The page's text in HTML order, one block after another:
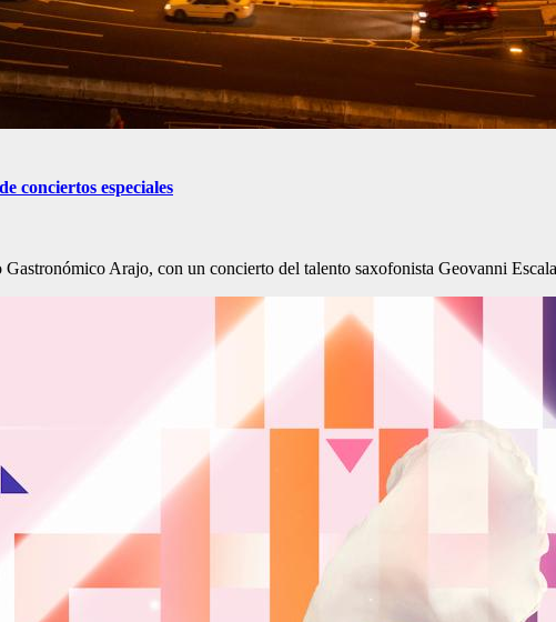
conciertos especiales
Gastronómico Arajo, con un concierto del talento saxofonista Geovanni